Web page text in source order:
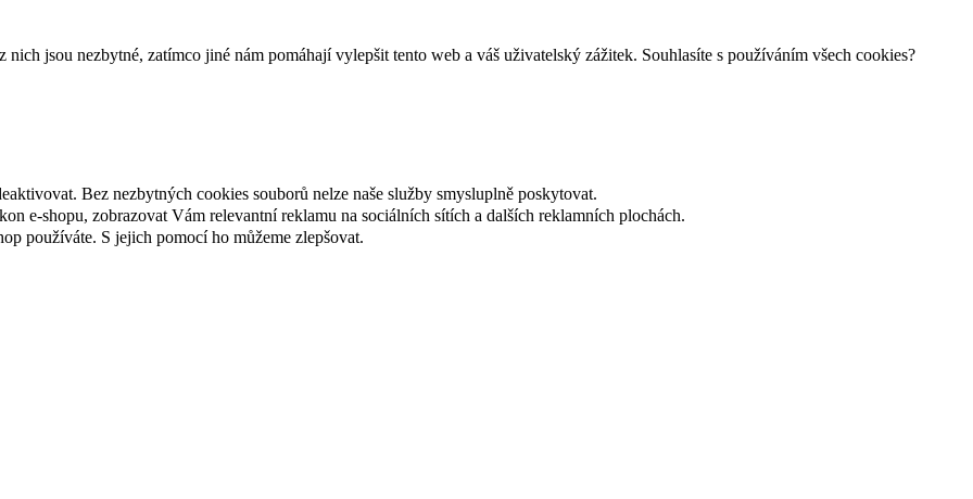
jsou nezbytné, zatímco jiné nám pomáhají vylepšit tento web a váš uživatelský zážitek. Souhlasíte s používáním všech cookies?
Bez nezbytných cookies souborů nelze naše služby smysluplně poskytovat.
e-shopu, zobrazovat Vám relevantní reklamu na sociálních sítích a dalších reklamních plochách.
používáte. S jejich pomocí ho můžeme zlepšovat.